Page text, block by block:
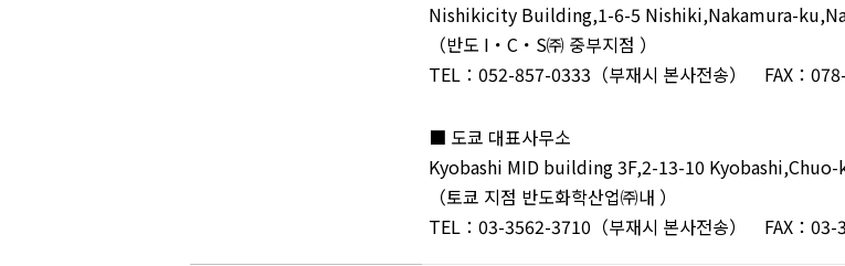
Nishikicity Building,1-6-5 Nishiki,Nakamura-
（반도 I・C・S㈜ 중부지점 ）
TEL：052-857-0333（부재시 본사전송） FAX：
■ 도쿄 대표사무소
Kyobashi MID building 3F,2-13-10
（토쿄 지점 반도화학산업㈜내 ）
TEL：03-3562-3710（부재시 본사전송） FAX：03-